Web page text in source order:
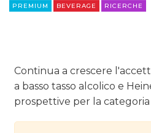
EDITORIA
RADIO / AUDIO
PREMIUM BEVERAGE RICERCHE
Continua a crescere
a basso tasso alcolico e
prospettive per la categoria